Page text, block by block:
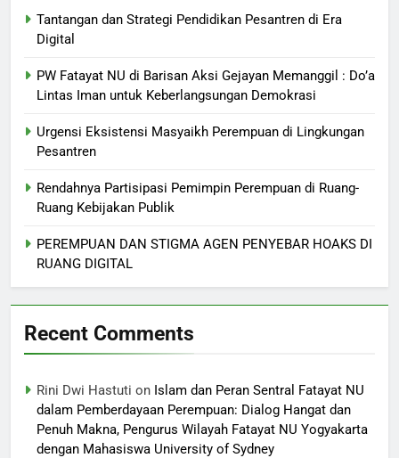
Tantangan dan Strategi Pendidikan Pesantren di Era
Digital
PW Fatayat NU di Barisan Aksi Gejayan Memanggil : Do’a
Lintas Iman untuk Keberlangsungan Demokrasi
Urgensi Eksistensi Masyaikh Perempuan di Lingkungan
Pesantren
Rendahnya Partisipasi Pemimpin Perempuan di Ruang-
Ruang Kebijakan Publik
PEREMPUAN DAN STIGMA AGEN PENYEBAR HOAKS DI
RUANG DIGITAL
Recent Comments
Rini Dwi Hastuti on Islam dan Peran Sentral Fatayat NU
dalam Pemberdayaan Perempuan: Dialog Hangat dan
Penuh Makna, Pengurus Wilayah Fatayat NU Yogyakarta
dengan Mahasiswa University of Sydney